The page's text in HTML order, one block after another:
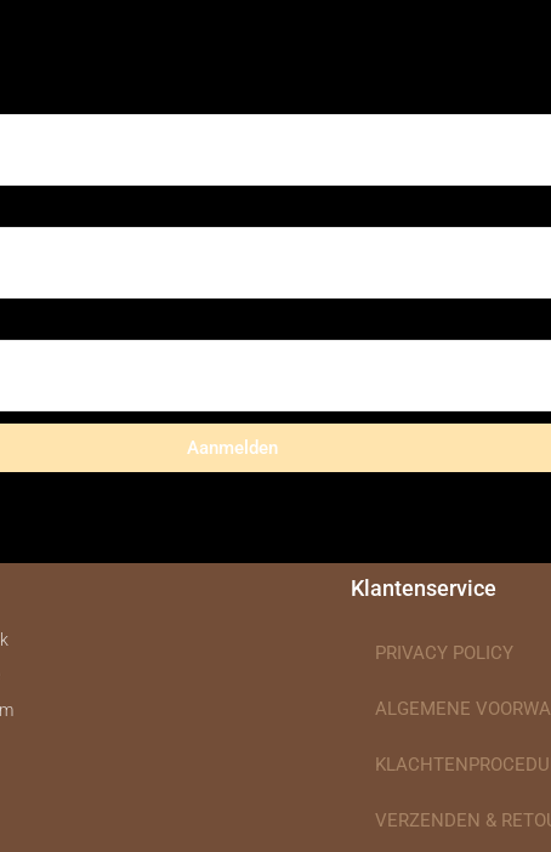
Aanmelden
Klantenservice
PRIVACY POLICY
ALGEMENE
VERZENDEN &